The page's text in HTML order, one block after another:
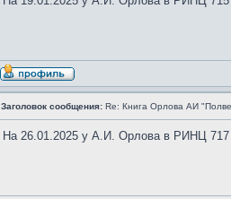
Заголовок сообщения: Re: Книга Орлова АИ
На 26.01.2025 у А.И. Орлова в РИНЦ 717